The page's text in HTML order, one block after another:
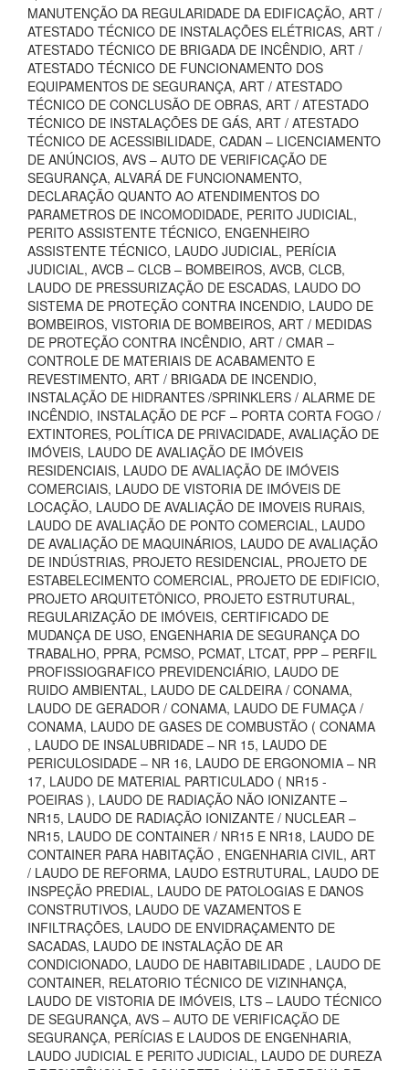
MANUTENÇÃO DA REGULARIDADE DA EDIFICAÇÃO, ART /
ATESTADO TÉCNICO DE INSTALAÇÕES ELÉTRICAS, ART /
ATESTADO TÉCNICO DE BRIGADA DE INCÊNDIO, ART /
ATESTADO TÉCNICO DE FUNCIONAMENTO DOS
EQUIPAMENTOS DE SEGURANÇA, ART / ATESTADO
TÉCNICO DE CONCLUSÃO DE OBRAS, ART / ATESTADO
TÉCNICO DE INSTALAÇÕES DE GÁS, ART / ATESTADO
TÉCNICO DE ACESSIBILIDADE, CADAN – LICENCIAMENTO
DE ANÚNCIOS, AVS – AUTO DE VERIFICAÇÃO DE
SEGURANÇA, ALVARÁ DE FUNCIONAMENTO,
DECLARAÇÃO QUANTO AO ATENDIMENTOS DO
PARAMETROS DE INCOMODIDADE, PERITO JUDICIAL,
PERITO ASSISTENTE TÉCNICO, ENGENHEIRO
ASSISTENTE TÉCNICO, LAUDO JUDICIAL, PERÍCIA
JUDICIAL, AVCB – CLCB – BOMBEIROS, AVCB, CLCB,
LAUDO DE PRESSURIZAÇÃO DE ESCADAS, LAUDO DO
SISTEMA DE PROTEÇÃO CONTRA INCENDIO, LAUDO DE
BOMBEIROS, VISTORIA DE BOMBEIROS, ART / MEDIDAS
DE PROTEÇÃO CONTRA INCÊNDIO, ART / CMAR –
CONTROLE DE MATERIAIS DE ACABAMENTO E
REVESTIMENTO, ART / BRIGADA DE INCENDIO,
INSTALAÇÃO DE HIDRANTES /SPRINKLERS / ALARME DE
INCÊNDIO, INSTALAÇÃO DE PCF – PORTA CORTA FOGO /
EXTINTORES, POLÍTICA DE PRIVACIDADE, AVALIAÇÃO DE
IMÓVEIS, LAUDO DE AVALIAÇÃO DE IMÓVEIS
RESIDENCIAIS, LAUDO DE AVALIAÇÃO DE IMÓVEIS
COMERCIAIS, LAUDO DE VISTORIA DE IMÓVEIS DE
LOCAÇÃO, LAUDO DE AVALIAÇÃO DE IMOVEIS RURAIS,
LAUDO DE AVALIAÇÃO DE PONTO COMERCIAL, LAUDO
DE AVALIAÇÃO DE MAQUINÁRIOS, LAUDO DE AVALIAÇÃO
DE INDÚSTRIAS, PROJETO RESIDENCIAL, PROJETO DE
ESTABELECIMENTO COMERCIAL, PROJETO DE EDIFICIO,
PROJETO ARQUITETÔNICO, PROJETO ESTRUTURAL,
REGULARIZAÇÃO DE IMÓVEIS, CERTIFICADO DE
MUDANÇA DE USO, ENGENHARIA DE SEGURANÇA DO
TRABALHO, PPRA, PCMSO, PCMAT, LTCAT, PPP – PERFIL
PROFISSIOGRAFICO PREVIDENCIÁRIO, LAUDO DE
RUIDO AMBIENTAL, LAUDO DE CALDEIRA / CONAMA,
LAUDO DE GERADOR / CONAMA, LAUDO DE FUMAÇA /
CONAMA, LAUDO DE GASES DE COMBUSTÃO ( CONAMA
, LAUDO DE INSALUBRIDADE – NR 15, LAUDO DE
PERICULOSIDADE – NR 16, LAUDO DE ERGONOMIA – NR
17, LAUDO DE MATERIAL PARTICULADO ( NR15 -
POEIRAS ), LAUDO DE RADIAÇÃO NÃO IONIZANTE –
NR15, LAUDO DE RADIAÇÃO IONIZANTE / NUCLEAR –
NR15, LAUDO DE CONTAINER / NR15 E NR18, LAUDO DE
CONTAINER PARA HABITAÇÃO , ENGENHARIA CIVIL, ART
/ LAUDO DE REFORMA, LAUDO ESTRUTURAL, LAUDO DE
INSPEÇÃO PREDIAL, LAUDO DE PATOLOGIAS E DANOS
CONSTRUTIVOS, LAUDO DE VAZAMENTOS E
INFILTRAÇÕES, LAUDO DE ENVIDRAÇAMENTO DE
SACADAS, LAUDO DE INSTALAÇÃO DE AR
CONDICIONADO, LAUDO DE HABITABILIDADE , LAUDO DE
CONTAINER, RELATORIO TÉCNICO DE VIZINHANÇA,
LAUDO DE VISTORIA DE IMÓVEIS, LTS – LAUDO TÉCNICO
DE SEGURANÇA, AVS – AUTO DE VERIFICAÇÃO DE
SEGURANÇA, PERÍCIAS E LAUDOS DE ENGENHARIA,
LAUDO JUDICIAL E PERITO JUDICIAL, LAUDO DE DUREZA